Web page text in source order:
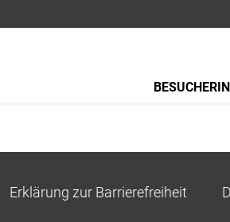
Erklärung zur Barrierefreiheit